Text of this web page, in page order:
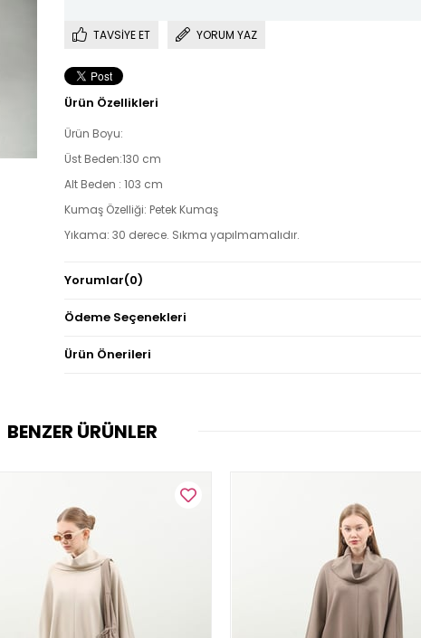
TAVSIYE ET YORUM YAZ
Ürün Özellikleri
Ürün Boyu:
Üst Beden:130 cm
Alt Beden : 103 cm
Kumaş Özelliği: Petek Kumaş
Yıkama: 30 derece. Sıkma yapılmamalıdır.
Not: Ürün renginde konsept fotoğraf çekimlerinden dolayı ton
olabilir.
Yorumlar(0)
Ödeme Seçenekleri
Ürün Önerileri
BENZER ÜRÜNLER